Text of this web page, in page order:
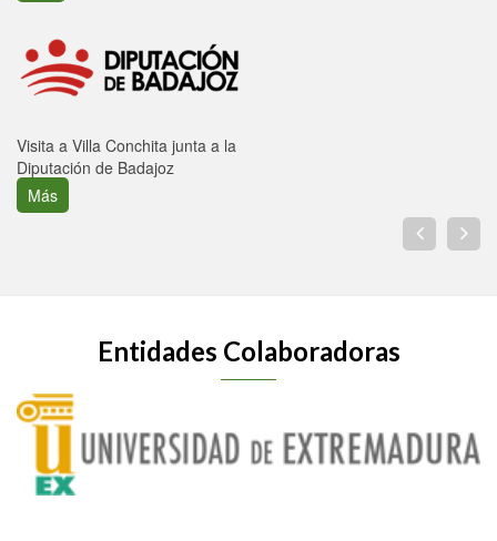
Visita a Villa Conchita junta a la
Diputación de Badajoz
Más
Entidades Colaboradoras